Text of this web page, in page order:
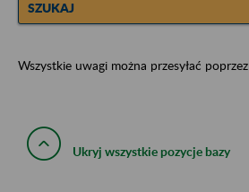
SZUKAJ
Wszystkie uwagi można przesyłać poprzez
Ukryj wszystkie pozycje bazy